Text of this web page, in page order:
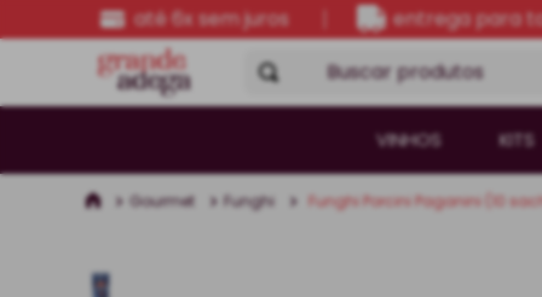
até 6x sem juros entrega para
Buscar produtos
VINHOS KITS
Gourmet Funghi Funghi Porcini Paganini (10